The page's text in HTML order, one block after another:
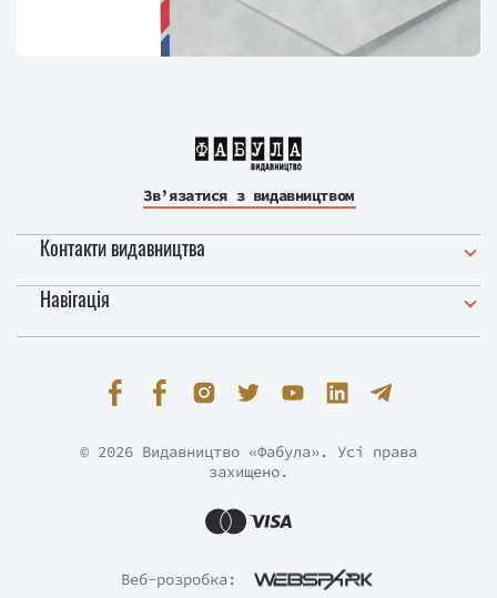
Зв’язатися з видавництвом
Контакти видавництва
Навігація
Веб-розробка:
© 2026 Видавництво «Фабула». Усі права
захищено.